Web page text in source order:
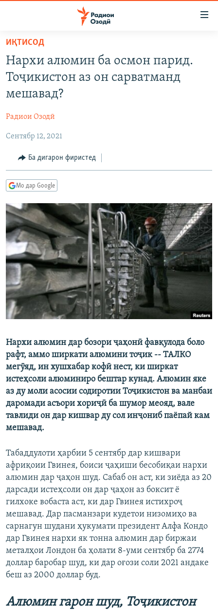
Ҷаҳиш
мояи
аслӣ
ба
феҳристи
Ҷаҳиш
ҷустор
СИЁСАТ
ҚАЗИЯИ "КРОКУС"
ОСИЁИ МАРКАЗӢ
ФАРҲАНГ
ВАРЗИШ
ГАПИ ОЗОД
РӮЗГОРИ МУҲОҶИР
ТАҲҚИҚОТ
ҶАНГ ДАР УКРАИНА
НАЗАРИ МАРДУМ
ОЗОДӢ ОНЛАЙН
ВИДЕО
НИГОРИСТОН
ГУЗОРИШҲОИ РАДИОӢ
РӮЙХАТҲО
КИТОБҲОИ ОЗОДӢ
Русский
ПАЙГИРӢ КУНЕД
ИҚТИСОД
Нархи алюмин ба осмон парид.
Тоҷикистон аз он сарватманд
мешавад?
Радиои Озодӣ
Сентябр 12, 2021
Ба дигарон фиристед
Мо дар Google
Нархи алюмин дар бозори ҷаҳонӣ фавқулода боло
рафт, аммо ширкати алюмини тоҷик -- ТАЛКО
мегӯяд, ин хушхабар кофӣ нест, ки ширкат
истеҳсоли алюминиро бештар кунад. Алюмин яке
аз ду моли асосии содиротии Тоҷикистон ва манбаи
даромади асъори хориҷӣ ба шумор меояд, вале
тавлиди он дар кишвар ду сол инҷониб паёпай кам
мешавад.
Табаддулоти ҳарбии 5 сентябр дар кишвари
африқоии Гвинея, боиси ҷаҳиши бесобиқаи нархи
алюмин дар ҷаҳон шуд. Сабаб он аст, ки зиёда аз 20
дарсади истеҳсоли он дар ҷаҳон аз боксит ё
гилхоке вобаста аст, ки дар Гвинея истихроҷ
мешавад. Дар пасманзари кудетои низомиҳо ва
сарнагун шудани ҳукумати президент Алфа Кондо
дар Гвинея нархи як тонна алюмин дар биржаи
металҳои Лондон ба ҳолати 8-уми сентябр ба 2774
доллар баробар шуд, ки дар оғози соли 2021 андаке
беш аз 2000 доллар буд.
Алюмин гарон шуд, Тоҷикистон